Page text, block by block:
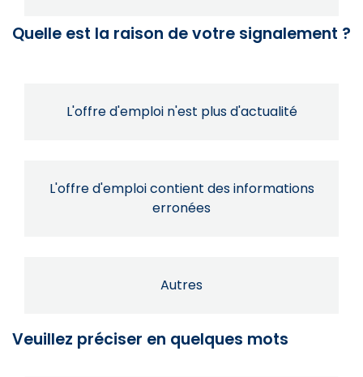
Quelle est la raison de votre signalement ?
L'offre d'emploi n'est plus d'actualité
L'offre d'emploi contient des informations
erronées
Autres
Veuillez préciser en quelques mots